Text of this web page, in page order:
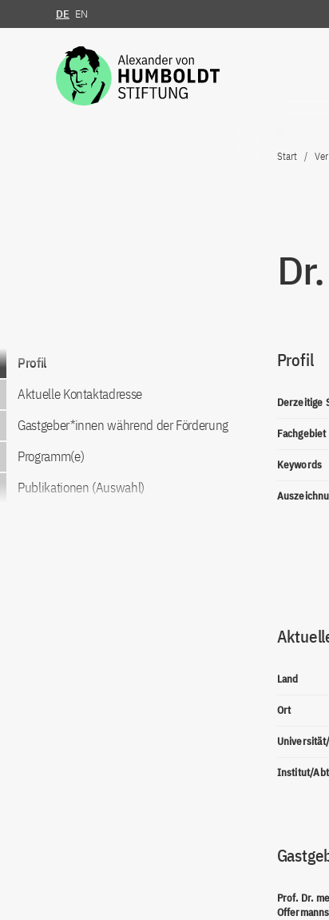
Zum Inhalt springen
DE EN
Start
Zum Inhalt springen
Profil
Aktuelle Kontaktadresse
Gastgeber*innen während der Förderung
Programm(e)
Publikationen (Auswahl)
Profil
Derzeitige
Fachgebiet
Keywords
Land
Ort
Institut/
Prof. Dr.
Offermanns